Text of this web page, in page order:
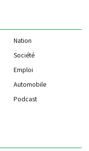
Nation
Société
Emploi
Automobile
Podcast